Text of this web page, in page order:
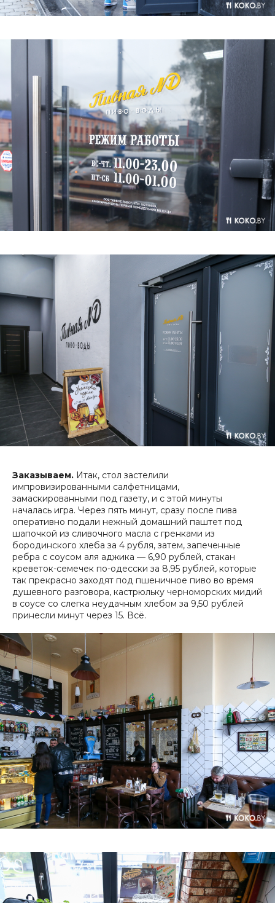
Заказываем. Итак, стол застелили
импровизированными салфетницами,
замаскированными под газету, и с этой минуты
началась игра. Через пять минут, сразу после пива
оперативно подали нежный домашний паштет под
шапочкой из сливочного масла с гренками из
бородинского хлеба за 4 рубля, затем, запеченные
ребра с соусом аля аджика — 6,90 рублей, стакан
креветок-семечек по-одесски за 8,95 рублей, которые
так прекрасно заходят под пшеничное пиво во время
душевного разговора, кастрюльку черноморских мидий
в соусе со слегка неудачным хлебом за 9,50 рублей
принесли минут через 15. Всё.